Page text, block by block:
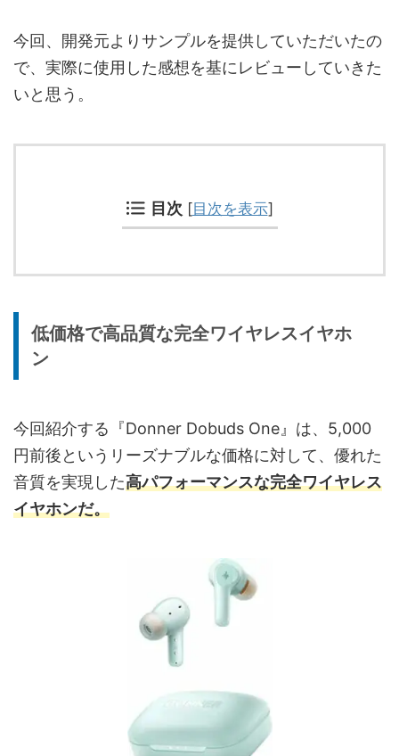
今回、開発元よりサンプルを提供していただいたの
で、実際に使用した感想を基にレビューしていきた
いと思う。
目次 [目次を表示]
低価格で高品質な完全ワイヤレスイヤホ
ン
今回紹介する『Donner Dobuds One』は、5,000
円前後というリーズナブルな価格に対して、優れた
音質を実現した高パフォーマンスな完全ワイヤレス
イヤホンだ。